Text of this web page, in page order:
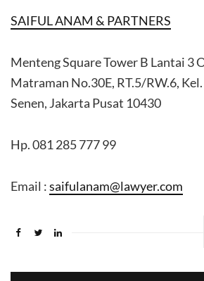
SAIFUL ANAM & PARTNERS
Menteng Square Tower B Lantai 3
Matraman No.30E, RT.5/RW.6,
Senen, Jakarta Pusat 10430
Hp. 081 285 777 99
Email :saifulanam@lawyer.com